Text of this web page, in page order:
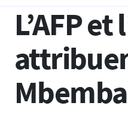
L’AFP et